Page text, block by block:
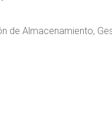
de Almacenamiento,